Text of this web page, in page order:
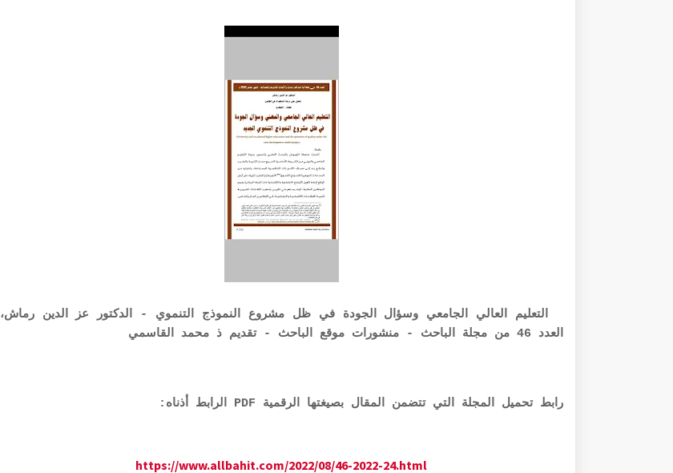
التعليم العالي الجامعي وسؤال الجودة في ظل مشروع النموذج التنموي - الدكتور عز الدين رماش،
العدد 46 من مجلة الباحث - منشورات موقع الباحث - تقديم ذ محمد القاسمي
رابط تحميل المجلة التي تتضمن المقال بصيغتها الرقمية PDF الرابط أذناه:
https://www.allbahit.com/2022/08/46-2022-24.html